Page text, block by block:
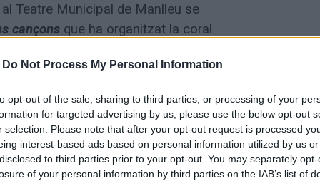
Do Not Process My Personal Information
opt-out of the sale, sharing to third parties, or processing of your
for targeted advertising by us, please use the below opt-out
selection. Please note that after your opt-out request is processed
interest-based ads based on personal information utilized by us
to third parties prior to your opt-out. You may separately
of your personal information by third parties on the IAB’s list of
Teatre Municipal de Manlleu se
cançonsque ha organitzat la coral
del Cor Infantil de l'Escola de
populars infantils que més han
a l'associació d'Osona Contra el
Serrat i l'acompanyament musical